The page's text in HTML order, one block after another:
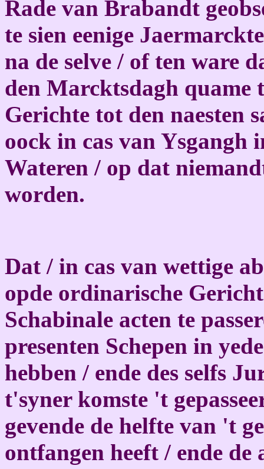
Rade van Brabandt
te sien eenige
na de selve / of ten ware
den Marcktsdagh quame
Gerichte tot den naesten
oock in cas van Ysgangh
Wateren / op dat
worden.
Dat / in cas van wettige
opde ordinarische
Schabinale acten te
presenten Schepen in
hebben / ende des selfs
t'syner komste 't
gevende de helfte van 't
ontfangen heeft / ende